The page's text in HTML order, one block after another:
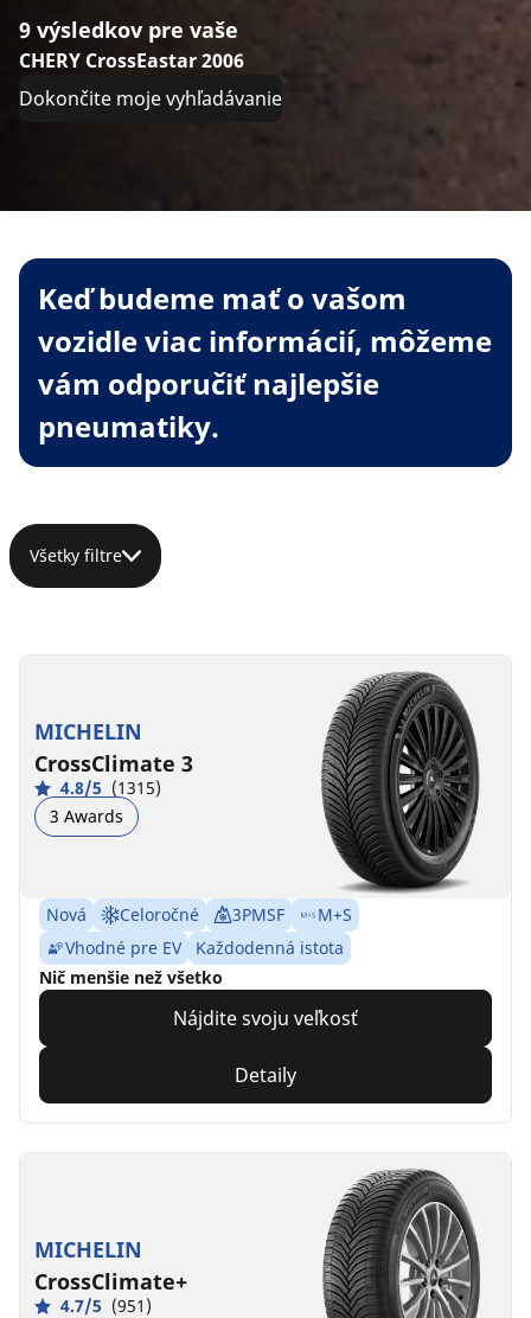
9 výsledkov pre vaše
CHERY CrossEastar 2006
Dokončite moje vyhľadávanie
Keď budeme mať o vašom
vozidle viac informácií, môžeme
vám odporučiť najlepšie
pneumatiky.
Všetky filtre
MICHELIN
CrossClimate 3
4.8/5 (1315)
3 Awards
Nová Celoročné 3PMSF
M+S
Vhodné pre EV
Každodenná istota
Nič menšie než všetko
Nájdite svoju veľkosť
Detaily
MICHELIN
CrossClimate+
4.7/5 (951)